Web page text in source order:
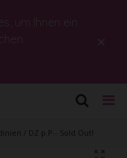
um Ihnen ein
×
/ DZ p.P.- Sold Out!